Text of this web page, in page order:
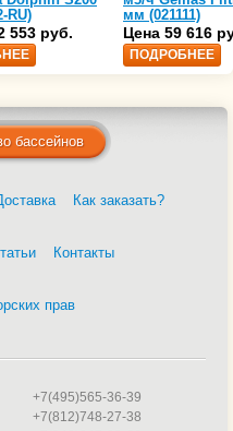
RU)
553 руб.
мм (021111)
Цена 59 616
ПОДРОБНЕЕ
бассейнов
Как заказать?
Контакты
прав
+7(495)565-36-39
+7(812)748-27-38